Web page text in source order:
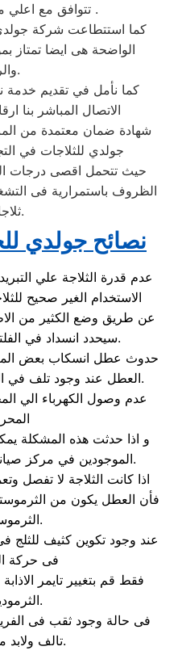
تتوافق مع اعلي معايير الامان و الجودة .
كما استتطاعت شركة
الواضحة هى ايضا تمتاز
والرفاهية.
كما نأمل في تقديم خدمة
الاتصال المباشر بنا
جولدي للثلاجات في التجمع
حيث تتحمل اقصى درجات
الظروف باستمرارية فى
ثلاجات اخر.
نصائح جولدي
عدم قدرة الثلاجة علي
الاستخدام الغير صحيح
عن طريق وضع الكثير من
سيحدد انسداد في الفلتر المخصص للتهوية.
حدوث عطل انسكاب بعض
العطل عند وجود تلف في الخرطوم الخاص بالثلاجة.
عدم وصول الكهرباء الي
الموجودين في مركز صيانة جولدي التجمع الاول.
اذا كانت الثلاجة لا تفصل
فأن العطل يكون من
الثرموستات.
عند وجود تكوين كثيف للثلج
فى حركة
الثرموديسك.
فى حالة وجود ثقب فى
تالف ولابد من تغييره.